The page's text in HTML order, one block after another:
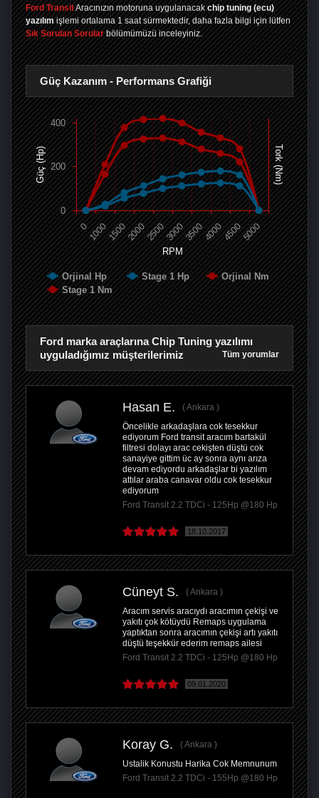
Ford TransitAracınızın motoruna uygulanacak chip tuning (ecu)
yazılım işlemi ortalama 1 saat sürmektedir, daha fazla bilgi için lütfen
Sık Sorulan Sorular bölümümüzü inceleyiniz.
Güç Kazanım - Performans Grafiği
RPM
Güç (Hp) Tork (Nm)
Orjinal Hp Stage 1 Hp
Orjinal Nm
Stage 1 Nm
0 100015002000250030003500400045005000
0
200
400
Ford marka araçlarına Chip Tuning yazılımı
uyguladığımız müşterilerimiz
Tüm yorumlar
Hasan E.
Ankara
Öncelikle arkadaşlara cok tesekkur
ediyorum Ford transit aracım bartakül
filtresi dolayı arac cekişten düştü cok
sanayiye gittim üc ay sonra aynı arıza
devam ediyordu arkadaşlar bi yazılım
attılar araba canavar oldu cok tesekkur
ediyorum
Ford Transit 2.2 TDCi - 125Hp @180 Hp
18.10.2017
Cüneyt S.
Ankara
Aracım servis aracıydı aracımın çekişi ve
yakıtı çok kötüydü Remaps uygulama
yaptıktan sonra aracımın çekişi artı yakıtı
düştü teşekkür ederim remaps ailesi
Ford Transit 2.2 TDCi - 125Hp @180 Hp
09.01.2020
Koray G.
Ankara
Ustalik Konustu Harika Cok Memnunum
Ford Transit 2.2 TDCi - 155Hp @180 Hp